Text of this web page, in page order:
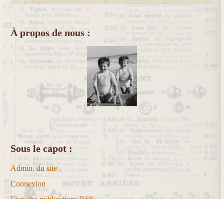
À propos de nous :
Sous le capot :
Admin. du site
Connexion